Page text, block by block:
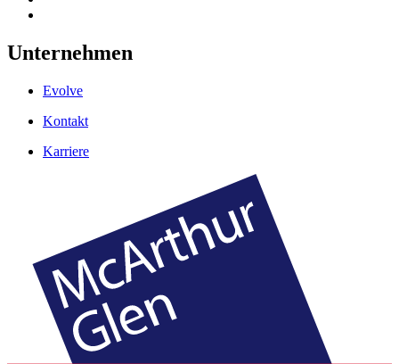
Unternehmen
Evolve
Kontakt
Karriere